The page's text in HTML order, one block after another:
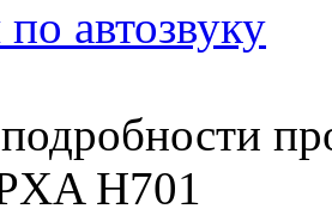
автозвуку
H701